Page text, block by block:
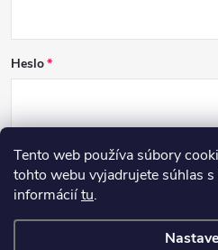
Tento web používa súbory
tohto webu vyjadrujete súhlas
informáciítu.
Heslo
PRIHLÁSIŤ SA